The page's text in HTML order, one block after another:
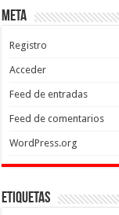
Meta
Registro
Acceder
Feed de entradas
Feed de comentarios
WordPress.org
Etiquetas